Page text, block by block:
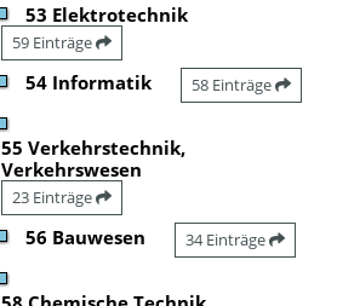
53 Elektrotechnik
59 Einträge
54 Informatik 58 Einträge
55 Verkehrstechnik,
Verkehrswesen
23 Einträge
56 Bauwesen 34 Einträge